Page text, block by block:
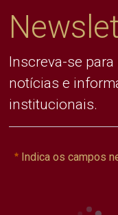
Inscreva-se
notícias e
institucionais.
Indica os campos